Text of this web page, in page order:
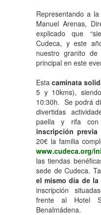
Representando a la
Manuel Arenas,
explicado que
Cudeca, y este
nuestro granito de
principal en este
Esta caminata
5 y 10kms),
10:30h. Se podrá
divertidas
paella y rifa con
inscripción previa
20€ la familia
www.cudeca.org/
las tiendas
sede de Cudeca.
el mismo día de la
inscripción
frente al Hotel
Benalmádena.